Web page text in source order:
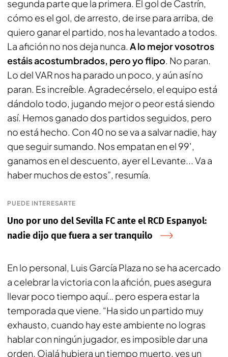
segunda parte que la primera. El gol de Castrín,
cómo es el gol, de arresto, de irse para arriba, de
quiero ganar el partido, nos ha levantado a todos.
La afición no nos deja nunca. A lo mejor vosotros
estáis acostumbrados, pero yo flipo. No paran.
Lo del VAR nos ha parado un poco, y aún así no
paran. Es increíble. Agradecérselo, el equipo está
dándolo todo, jugando mejor o peor está siendo
así. Hemos ganado dos partidos seguidos, pero
no está hecho. Con 40 no se va a salvar nadie, hay
que seguir sumando. Nos empatan en el 99’,
ganamos en el descuento, ayer el Levante... Va a
haber muchos de estos”, resumía.
PUEDE INTERESARTE
Uno por uno del Sevilla FC ante el RCD Espanyol:
nadie dijo que fuera a ser tranquilo
En lo personal, Luis García Plaza no se ha acercado
a celebrar la victoria con la afición, pues asegura
llevar poco tiempo aquí… pero espera estar la
temporada que viene. “Ha sido un partido muy
exhausto, cuando hay este ambiente no logras
hablar con ningún jugador, es imposible dar una
orden. Ojalá hubiera un tiempo muerto, ves un